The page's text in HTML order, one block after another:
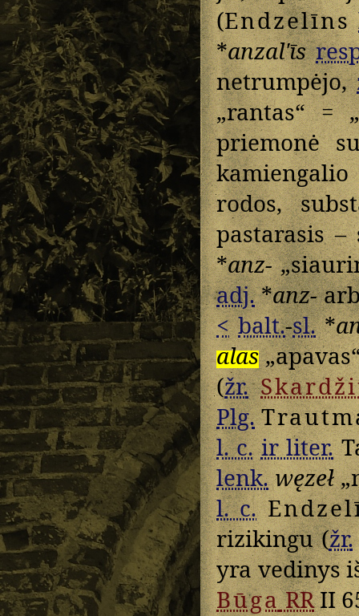
(Endzelīns
*anzalʹīs
netrumpėjo,
„rantas“ =
priemonė
rodos,
pastarasis
*anz-
adj.*anz-
< balt.-sl.*
alas
(žr.
Plg.
l. c. ir liter.
lenk. węzeł
l. c.
rizikingu (žr.
yra vedinys
BūgaRRII